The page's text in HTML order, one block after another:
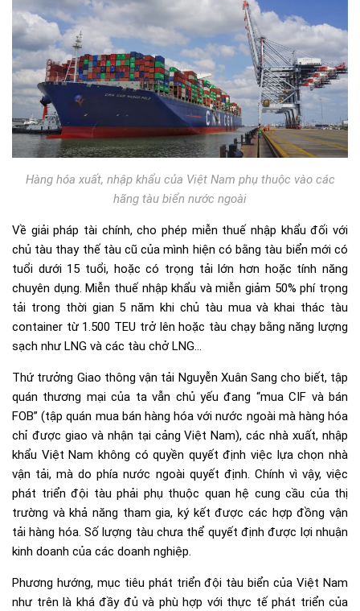
Hàng hóa xuất, nhập khẩu của Việt Nam phụ thuộc vào các
hãng tàu biển nước ngoài
Về giải pháp tài chính, cho phép miễn thuế nhập khẩu đối với
chủ tàu thay thế tàu cũ của mình hiện có bằng tàu biển mới có
tuổi dưới 15 tuổi, hoặc có trọng tải lớn hơn hoặc tính năng
chuyên dụng. Miễn thuế nhập khẩu và miễn giảm 50% phí trọng
tải trong thời gian 5 năm khi chủ tàu mua và khai thác tàu
container từ 1.500 TEU trở lên hoặc tàu chạy bằng năng lượng
sạch như LNG và các tàu chở LNG…
Thứ trưởng Giao thông vận tải Nguyễn Xuân Sang cho biết, tập
quán thương mại của ta vẫn chủ yếu đang “mua CIF và bán
FOB” (tập quán mua bán hàng hóa với nước ngoài mà hàng hóa
chỉ được giao và nhận tại cảng Việt Nam), các nhà xuất, nhập
khẩu Việt Nam không có quyền quyết định việc lựa chọn nhà
vận tải, mà do phía nước ngoài quyết định. Chính vì vậy, việc
phát triển đội tàu phải phụ thuộc quan hệ cung cầu của thị
trường và khả năng tham gia, ký kết được các hợp đồng vận
tải hàng hóa. Số lượng tàu chưa thể quyết định được lợi nhuận
kinh doanh của các doanh nghiệp.
Phương hướng, mục tiêu phát triển đội tàu biển của Việt Nam
như trên là khá đầy đủ và phù hợp với thực tế phát triển của